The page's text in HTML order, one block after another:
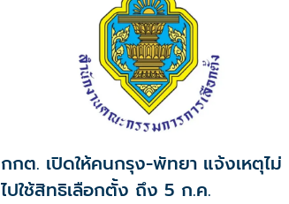
กกต. เปิดให้คนกรุง-พัทยา แจ้งเหตุไม่
ไปใช้สิทธิเลือกตั้ง ถึง 5 ก.ค.